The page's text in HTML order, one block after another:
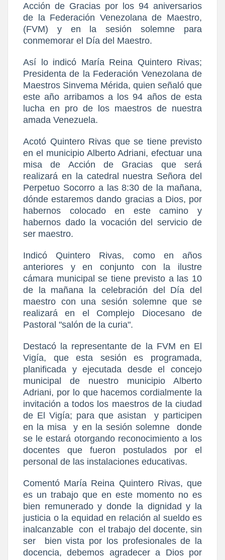
Acción de Gracias por los 94 aniversarios
de la Federación Venezolana de Maestro,
(FVM) y en la sesión solemne para
conmemorar el Día del Maestro.
Así lo indicó María Reina Quintero Rivas;
Presidenta de la Federación Venezolana de
Maestros Sinvema Mérida, quien señaló que
este año arribamos a los 94 años de esta
lucha en pro de los maestros de nuestra
amada Venezuela.
Acotó Quintero Rivas que se tiene previsto
en el municipio Alberto Adriani, efectuar una
misa de Acción de Gracias que será
realizará en la catedral nuestra Señora del
Perpetuo Socorro a las 8:30 de la mañana,
dónde estaremos dando gracias a Dios, por
habernos colocado en este camino y
habernos dado la vocación del servicio de
ser maestro.
Indicó Quintero Rivas, como en años
anteriores y en conjunto con la ilustre
cámara municipal se tiene previsto a las 10
de la mañana la celebración del Día del
maestro con una sesión solemne que se
realizará en el Complejo Diocesano de
Pastoral "salón de la curia".
Destacó la representante de la FVM en El
Vigía, que esta sesión es programada,
planificada y ejecutada desde el concejo
municipal de nuestro municipio Alberto
Adriani, por lo que hacemos cordialmente la
invitación a todos los maestros de la ciudad
de El Vigía; para que asistan
y participen
en la misa
y en la sesión solemne
donde
se le estará otorgando reconocimiento a los
docentes que fueron postulados por el
personal de las instalaciones educativas.
Comentó María Reina Quintero Rivas, que
es un trabajo que en este momento no es
bien remunerado y donde la dignidad y la
justicia o la equidad en relación al sueldo es
inalcanzable con el trabajo del docente, sin
ser
bien vista por los profesionales de la
docencia, debemos agradecer a Dios por